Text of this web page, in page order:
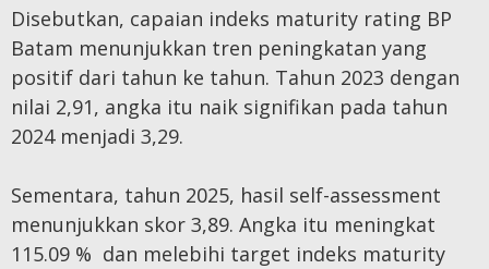
Disebutkan, capaian indeks maturity rating BP
Batam menunjukkan tren peningkatan yang
positif dari tahun ke tahun. Tahun 2023 dengan
nilai 2,91, angka itu naik signifikan pada tahun
2024 menjadi 3,29.
Sementara, tahun 2025, hasil self-assessment
menunjukkan skor 3,89. Angka itu meningkat
115.09 % dan melebihi target indeks maturity